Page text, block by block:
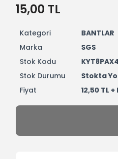
15,00 TL
Kategori
BANTLAR
Marka
SGS
Stok Kodu
Stok Durumu
Stokta
Fiyat
12,50 TL +